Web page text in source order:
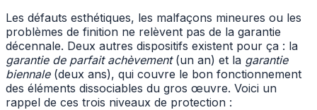
Les défauts esthétiques, les malfaçons mineures ou les
problèmes de finition ne relèvent pas de la garantie
décennale. Deux autres dispositifs existent pour ça : la
garantie de parfait achèvement(un an) et la garantie
biennale(deux ans), qui couvre le bon fonctionnement
des éléments dissociables du gros œuvre. Voici un
rappel de ces trois niveaux de protection :